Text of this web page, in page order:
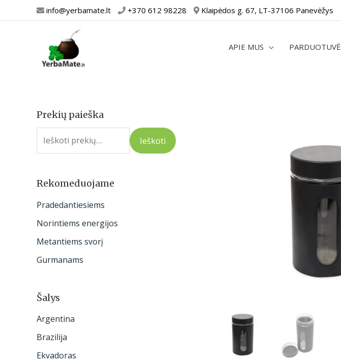
prie
info@yerbamate.lt +370 612 98228 Klaipėdos g. 67, LT-37106 Panevėžys
APIE MUS PARDUOTUVĖ
Prekių paieška
I
e
o
:
Ieškoti
Rekomeduojame
Pradedantiesiems
Norintiems energijos
Metantiems svorį
Gurmanams
Šalys
Argentina
Brazilija
Ekvadoras